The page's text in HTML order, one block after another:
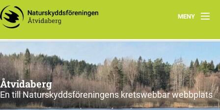
MENY
Hem
Föreningens lokala arbete
Åtvidaberg
En till Naturskyddsföreningens kretswebbar webbplats